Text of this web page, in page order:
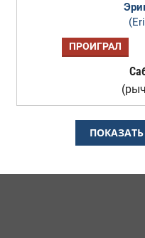
ПРОИГРАЛ